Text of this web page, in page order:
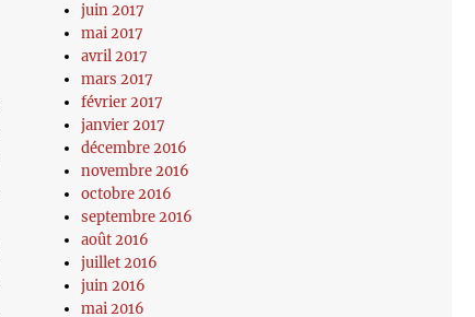
juin 2017
mai 2017
avril 2017
mars 2017
février 2017
janvier 2017
décembre 2016
novembre 2016
octobre 2016
septembre 2016
août 2016
juillet 2016
juin 2016
mai 2016